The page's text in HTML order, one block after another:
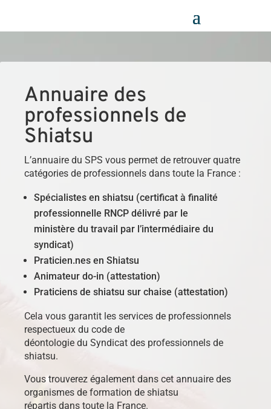
Annuaire des
professionnels de
Shiatsu
L’annuaire du SPS vous permet de retrouver quatre
catégories de professionnels dans toute la France :
Spécialistes en shiatsu (certificat à finalité
professionnelle RNCP délivré par le
ministère du travail par l’intermédiaire du
syndicat)
Praticien.nes en Shiatsu
Animateur do-in (attestation)
Praticiens de shiatsu sur chaise (attestation)
Cela vous garantit les services de professionnels
respectueux du code de
déontologie du Syndicat des professionnels de
shiatsu.
Vous trouverez également dans cet annuaire des
organismes de formation de shiatsu
répartis dans toute la France.